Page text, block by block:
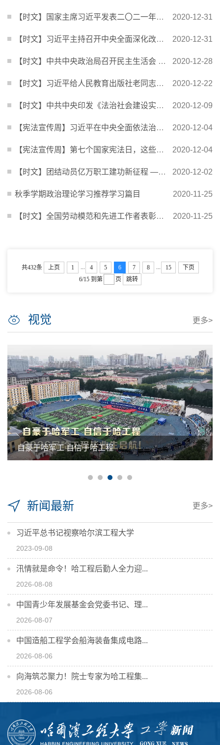
【时文】国家主席习近平发表二〇二一年新年贺词 2020-12-31
【时文】习近平主持召开中央全面深化改革委员会第十七次会议 2020-12-31
【时文】中共中央政治局召开民主生活会 习近平主持会议并发表重要讲话 2020-12-28
【时文】习近平给人民教育出版社老同志的回信 2020-12-22
【时文】中共中央印发《法治社会建设实施纲要（2020－2025年）》 2020-12-09
【宪法宣传周】习近平在中央全面依法治国工作会议上强调 坚定不移走中国特色社会主义法治道路 ... 2020-12-04
【宪法宣传周】第七个国家宪法日，这些知识你应该知道 2020-12-04
【时文】团结动员亿万职工建功新征程 ——学习习近平总书记在全国劳动模范和先进工作者表彰大会... 2020-12-02
秋季学期政治理论学习推荐学习篇目 2020-11-25
【时文】全国劳动模范和先进工作者表彰大会隆重举行 2020-11-25
共432条 上页 1 4 5 6 7 8 15
下页
6/15 到第 页 跳转
视觉 更多>
自豪于哈军工 自信于哈工程
新闻最新 更多>
习近平总书记视察哈尔滨工程大学
2023-09-08
汛情就是命令！哈工程后勤人全力迎...
2026-08-08
中国青少年发展基金会党委书记、理...
2026-08-07
中国造船工程学会船海装备集成电路...
2026-08-06
向海筑芯聚力！院士专家为哈工程集...
2026-08-06